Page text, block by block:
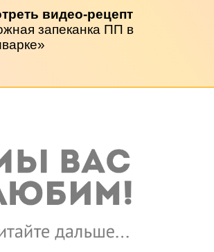
видео-рецепт
запеканка ПП в